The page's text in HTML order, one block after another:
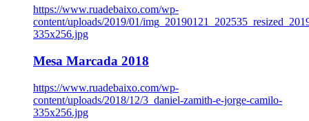
https://www.ruadebaixo.com/wp-
content/uploads/2019/01/
335x256.jpg
Mesa Marcada 2018
https://www.ruadebaixo.com/wp-
content/uploads/2018/12/3_daniel-zamith-e-jorge-camilo-
335x256.jpg